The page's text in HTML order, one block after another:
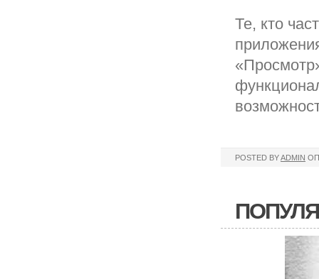
Те, кто
POSTED BYADMIN